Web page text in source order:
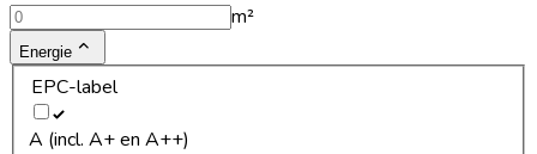
m²
Energie
EPC-label
A (incl. A+ en A++)